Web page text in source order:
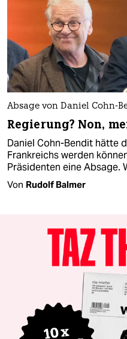
Absage von Daniel Cohn-
Regierung? Non,
Daniel Cohn-Bendit hätte
Frankreichs werden
Präsidenten eine Absage.
Von Rudolf Balmer